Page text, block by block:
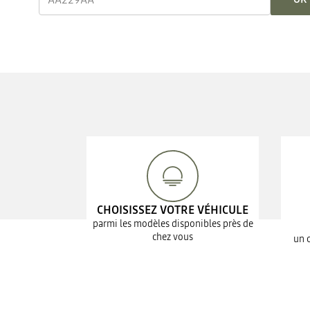
CHOISISSEZ VOTRE VÉHICULE
parmi les modèles disponibles près de
chez vous
un